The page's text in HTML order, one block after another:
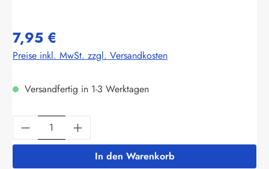
7,95 €
Preise inkl. MwSt. zzgl. Versandkosten
Versandfertig in 1-3 Werktagen
Produkt Anzahl: Gib den gewünschten
In den Warenkorb